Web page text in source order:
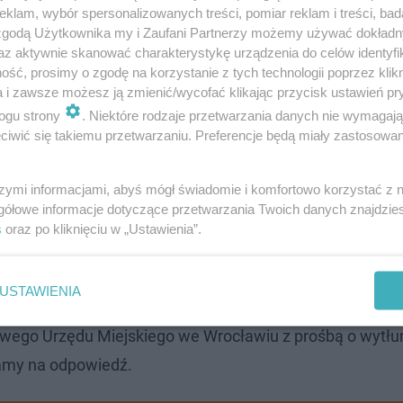
NŻ nie ma możliwości przejazdu na lewy pas w
MPK.
przez linię ciągłą mogą otrzymać mandat, a w chwili
pasażerce biuro obsługi pasażera MPK, które
winić kierowców za to, że się nie zatrzymują.
ale to chyba przekracza ich możliwości… -
Urzędu Miejskiego we Wrocławiu z prośbą o
na odpowiedź.
wybór spersonalizowanych treści, pomiar reklam i treści,
Użytkownika my i Zaufani Partnerzy możemy używać
aktywnie skanować charakterystykę urządzenia do celów
prosimy o zgodę na korzystanie z tych technologii poprzez
i zawsze możesz ją zmienić/wycofać klikając przycisk ustawień
strony
. Niektóre rodzaje przetwarzania danych nie
się takiemu przetwarzaniu. Preferencje będą miały
informacjami, abyś mógł świadomie i komfortowo korzystać z
informacje dotyczące przetwarzania Twoich danych
oraz po kliknięciu w „Ustawienia”.
USTAWIENIA